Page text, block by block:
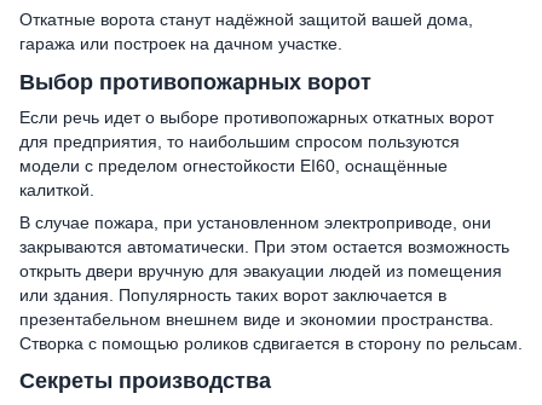
Откатные ворота станут надёжной защитой вашей дома,
гаража или построек на дачном участке.
Выбор противопожарных ворот
Если речь идет о выборе противопожарных откатных ворот
для предприятия, то наибольшим спросом пользуются
модели с пределом огнестойкости EI60, оснащённые
калиткой.
В случае пожара, при установленном электроприводе, они
закрываются автоматически. При этом остается возможность
открыть двери вручную для эвакуации людей из помещения
или здания. Популярность таких ворот заключается в
презентабельном внешнем виде и экономии пространства.
Створка с помощью роликов сдвигается в сторону по рельсам.
Секреты производства